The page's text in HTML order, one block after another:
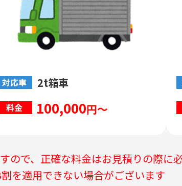
対応車 2t箱車
料金 100,000円～
ので、正確な料金はお見積りの際に
を適用できない場合がございます